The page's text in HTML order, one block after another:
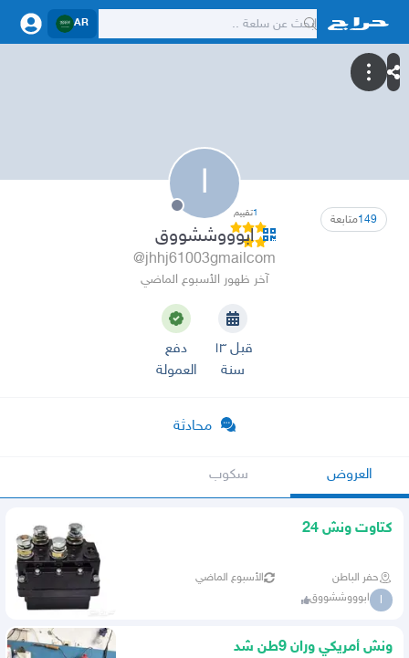
AR
ا
149متابعة 1تقييم
ابوووششووق
@jhhj61003gmailcom
آخر ظهور الأسبوع الماضي
قبل ١٣
سنة
دفع
العمولة
محادثة
العروض سكوب
كتاوت ونش 24
حفر الباطن الأسبوع الماضي
ا ابوووششووق
ونش أمريكي وران 9طن شد